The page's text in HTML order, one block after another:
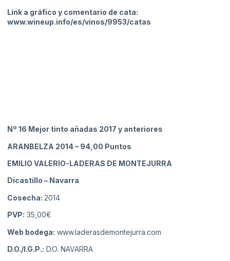
Link a gráfico y comentario de cata:
www.wineup.info/es/vinos/9953/catas
Nº 16 Mejor tinto añadas 2017 y anteriores
ARANBELZA 2014– 94,00 Puntos
EMILIO VALERIO-LADERAS DE MONTEJURRA
Dicastillo – Navarra
Cosecha: 2014
PVP: 35,00€
Web bodega: www.laderasdemontejurra.com
D.O./I.G.P.: D.O. NAVARRA